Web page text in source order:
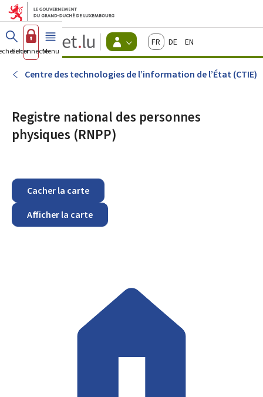
Aller au menu principal
Aller au contenu
Guichet.lu
Changer
d'espace
Menu
FrançaisDeutschEnglish
Se connecterMenu principal
Centre des technologies de l’information de l’État (CTIE)
Registre national des personnes
physiques (RNPP)
Cacher la carte
Afficher la carte